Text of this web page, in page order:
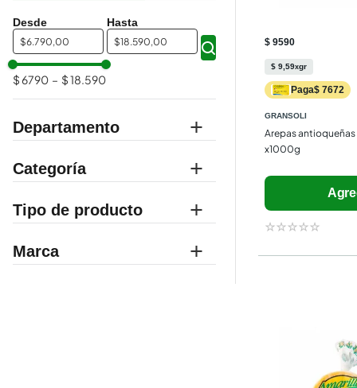
Marca
Departamento
supermercado
Categoría
lácteos, huevos y
refrigerados
arepas
$ $
$ 6790 – $ 18.590
$ 9590
$ 9,59xgr
Paga$ 7672
GRANSOLI
Arepas antioqueñas
x1000g
☆☆☆☆☆